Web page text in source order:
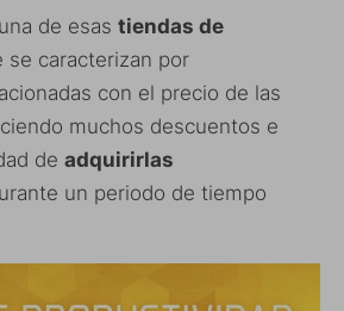
de esas tiendas de
se caracterizan por
con el precio de las
muchos descuentos e
de adquirirlas
un periodo de tiempo